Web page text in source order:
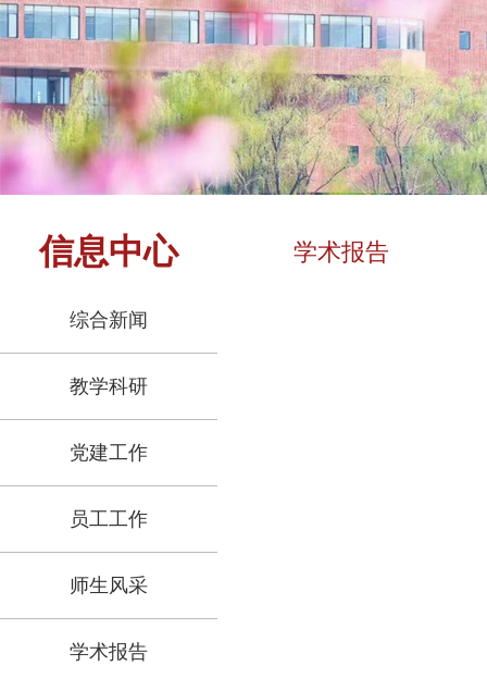
信息中心
综合新闻
教学科研
党建工作
员工工作
师生风采
学术报告
学术报告